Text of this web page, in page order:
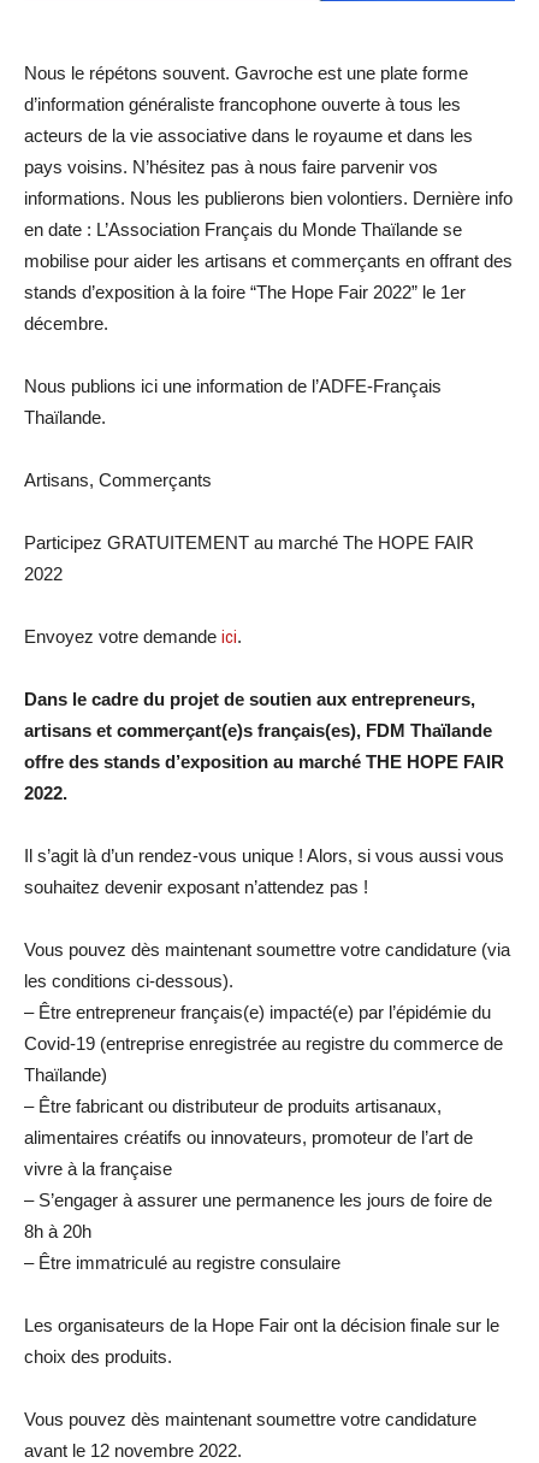
Nous le répétons souvent. Gavroche est une plate forme
d’information généraliste francophone ouverte à tous les
acteurs de la vie associative dans le royaume et dans les
pays voisins. N’hésitez pas à nous faire parvenir vos
informations. Nous les publierons bien volontiers. Dernière info
en date : L’Association Français du Monde Thaïlande se
mobilise pour aider les artisans et commerçants en offrant des
stands d’exposition à la foire “The Hope Fair 2022” le 1er
décembre.
Nous publions ici une information de l’ADFE-Français
Thaïlande.
Artisans, Commerçants
Participez GRATUITEMENT au marché The HOPE FAIR
2022
Envoyez votre demande ici.
Dans le cadre du projet de soutien aux entrepreneurs,
artisans et commerçant(e)s français(es), FDM Thaïlande
offre des stands d’exposition au marché THE HOPE FAIR
2022.
Il s’agit là d’un rendez-vous unique ! Alors, si vous aussi vous
souhaitez devenir exposant n’attendez pas !
Vous pouvez dès maintenant soumettre votre candidature (via
les conditions ci-dessous).
– Être entrepreneur français(e) impacté(e) par l’épidémie du
Covid-19 (entreprise enregistrée au registre du commerce de
Thaïlande)
– Être fabricant ou distributeur de produits artisanaux,
alimentaires créatifs ou innovateurs, promoteur de l’art de
vivre à la française
– S’engager à assurer une permanence les jours de foire de
8h à 20h
– Être immatriculé au registre consulaire
Les organisateurs de la Hope Fair ont la décision finale sur le
choix des produits.
Vous pouvez dès maintenant soumettre votre candidature
avant le 12 novembre 2022.